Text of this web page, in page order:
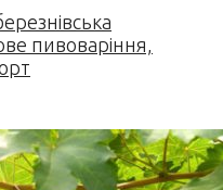
пивоваріння,